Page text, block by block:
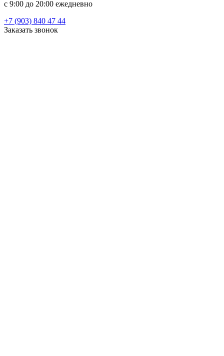
c 9:00 до 20:00 ежедневно
+7 (903) 840 47 44
Заказать звонок